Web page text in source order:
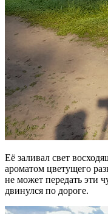
Её заливал свет
ароматом цветущего
не может передать эти
двинулся по дороге.